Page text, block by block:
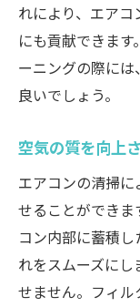
れにより、エア
にも貢献できま
ーニングの際に
良いでしょう。
空気の質を向上
エアコンの清掃
せることができま
コン内部に蓄積
れをスムーズに
せません。フィ